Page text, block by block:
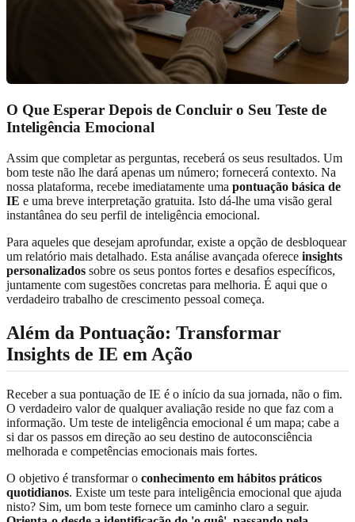
O Que Esperar Depois de Concluir o Seu Teste de
Inteligência Emocional
Assim que completar as perguntas, receberá os seus resultados. Um
bom teste não lhe dará apenas um número; fornecerá contexto. Na
nossa plataforma, recebe imediatamente uma pontuação básica de
IE e uma breve interpretação gratuita. Isto dá-lhe uma visão geral
instantânea do seu perfil de inteligência emocional.
Para aqueles que desejam aprofundar, existe a opção de desbloquear
um relatório mais detalhado. Esta análise avançada oferece insights
personalizados sobre os seus pontos fortes e desafios específicos,
juntamente com sugestões concretas para melhoria. É aqui que o
verdadeiro trabalho de crescimento pessoal começa.
Além da Pontuação: Transformar
Insights de IE em Ação
Receber a sua pontuação de IE é o início da sua jornada, não o fim.
O verdadeiro valor de qualquer avaliação reside no que faz com a
informação. Um teste de inteligência emocional é um mapa; cabe a
si dar os passos em direção ao seu destino de autoconsciência
melhorada e competências emocionais mais fortes.
O objetivo é transformar o conhecimento em hábitos práticos
quotidianos. Existe um teste para inteligência emocional que ajuda
nisto? Sim, um bom teste fornece um caminho claro a seguir.